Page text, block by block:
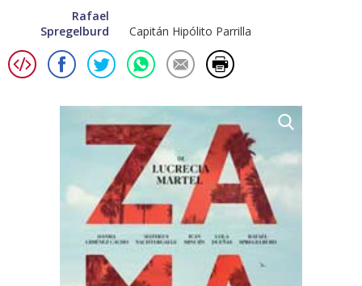
Rafael
Spregelburd
Capitán Hipólito Parrilla